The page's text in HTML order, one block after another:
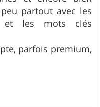
partout avec les
et les mots clés
parfois premium,